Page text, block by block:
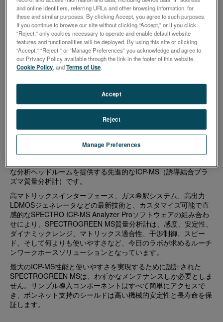
トップクラスの性能： ルーチン環境試験、医薬品試験、消費
者製品試験に卓越した分析能力を発揮。
先進技術：ハイマトリックス・インターフェース、ガス希釈
システム、ハイパワーLDMOSジェネレーター、カスタマイズ
さを実現。
容易なメンテナンス： 最小限のメンテナンスで最大限の性能
を発揮するように設計されており、アクセスしやすいコンポ
ーネントとボンネット支持のシールドが安定性と長寿命を強
SPECTROGREEN MSは、環境、医薬品、消費者製品などの日常
な分析ヘッドルームを提供する先進的なICP-MS（誘導結合プラ
ズマ質量分析計）です。
高マトリックスインターフェース、ガス希釈システム、高出力
LDMOSジェネレータなどの最新技術と、カスタマイズ可能で直
感的なSPECTRO ICP-MS Analyzer Proソフトウェアの組み合わ
せにより、SPECTROGREEN MS質量分析計は、感度、安定性、
ダイナミックレンジ、マトリックス適合性、干渉制御、スピー
ド、そして何よりも使いやすさなど、今日のラボが求めるルーチ
ンワークホースソリューションとなっています。
最大のICP-MS性能と使いやすさを実現するために設計された
SPECTROGREEN MSは、わずかなメンテナンスしか必要としま
せん。サンプル導入コンポーネントはすべて簡単にアクセスで
き、ボンネット支持のシールドは高い機械的安定性と長寿命を保
証します。
and online identifiers, referring URLs and other browsing information, for
these and similar purposes. By clicking Accept, you agree to such purposes.
If you continue to browse our site without clicking “Accept,” or if you click
“Reject,” only cookies necessary to operate and enable default website
features and functionalities will be deployed. By using this site or clicking
“Accept,” “Reject,” or “Manage Preferences” you acknowledge and agree to
our Privacy Policy available through the link in the footer of this website,
Cookie Policy, andTerms of Use.
Manage Preferences
Reject
Accept